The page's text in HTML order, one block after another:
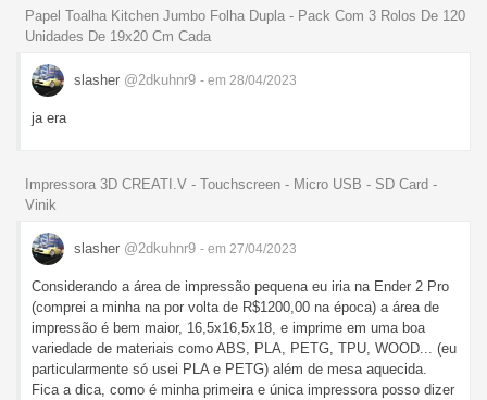
Papel Toalha Kitchen Jumbo Folha Dupla - Pack Com 3 Rolos De 120
Unidades De 19x20 Cm Cada
slasher @2dkuhnr9 - em 28/04/2023
ja era
Impressora 3D CREATI.V - Touchscreen - Micro USB - SD Card -
Vinik
slasher @2dkuhnr9 - em 27/04/2023
Considerando a área de impressão pequena eu iria na Ender 2 Pro
(comprei a minha na por volta de R$1200,00 na época) a área de
impressão é bem maior, 16,5x16,5x18, e imprime em uma boa
variedade de materiais como ABS, PLA, PETG, TPU, WOOD... (eu
particularmente só usei PLA e PETG) além de mesa aquecida.
Fica a dica, como é minha primeira e única impressora posso dizer